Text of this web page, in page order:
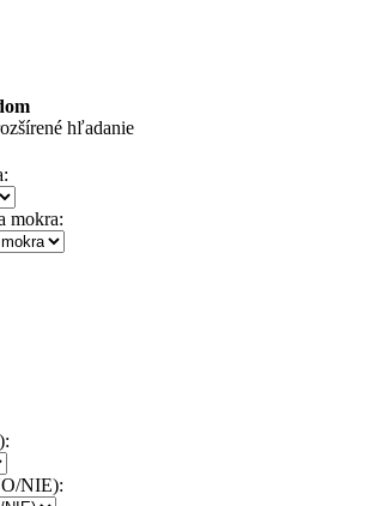
hľadanie
mokra:
NIE):